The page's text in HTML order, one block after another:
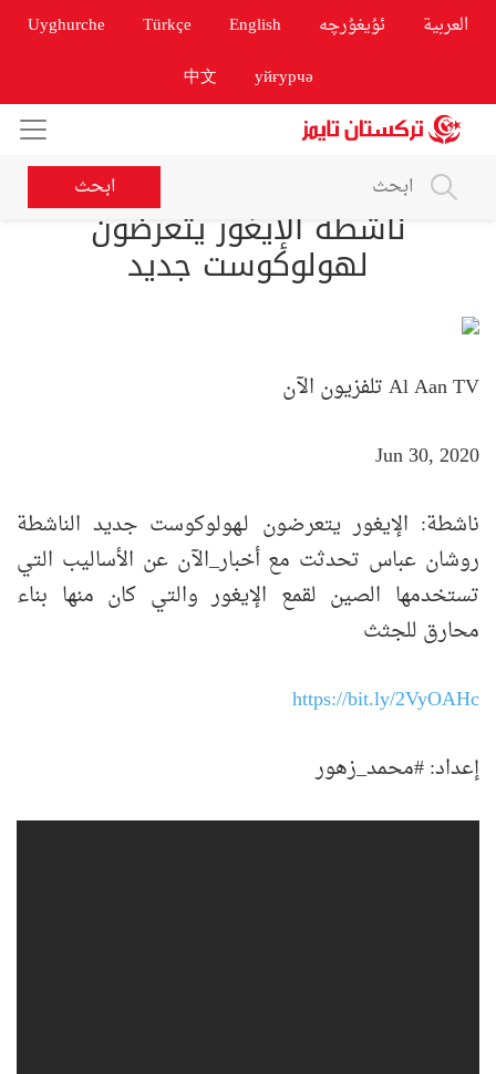
العربية ئۇيغۇرچە English
Türkçe
Uyghurche
уйғурчә
中文
ابحث
ناشطة الإيغور يتعرضون
لهولوكوست جديد
Al Aan TV تلفزيون الآن
Jun 30, 2020
ناشطة: الإيغور يتعرضون لـهولوكوست جديد الناشطة
روشان عباس تحدثت مع أخبار_الآن عن الأساليب التي
تستخدمها الصين لقمع الإيغور والتي كان منها بناء
محارق للجثث
https://bit.ly/2VyOAHc
إعداد: #محمد_زهور